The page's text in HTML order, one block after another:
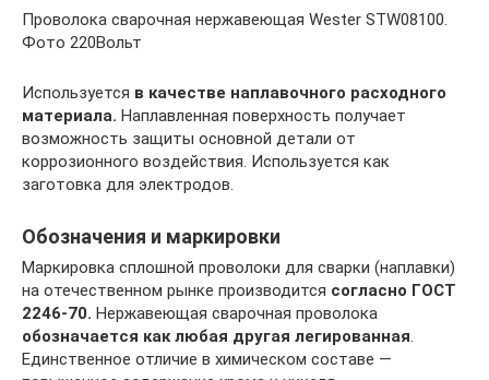
Проволока сварочная нержавеющая Wester STW08100.
Фото 220Вольт
Используется в качестве наплавочного расходного
материала. Наплавленная поверхность получает
возможность защиты основной детали от
коррозионного воздействия. Используется как
заготовка для электродов.
Обозначения и маркировки
Маркировка сплошной проволоки для сварки (наплавки)
на отечественном рынке производится согласно ГОСТ
2246-70. Нержавеющая сварочная проволока
обозначается как любая другая легированная.
Единственное отличие в химическом составе —